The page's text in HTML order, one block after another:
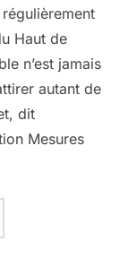
Haut de
n’est jamais
autant de
dit
Mesures